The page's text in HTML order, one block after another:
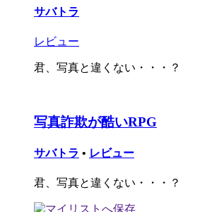
サバトラ
レビュー
君、写真と違くない・・・？
写真詐欺が酷いRPG
サバトラ • レビュー
君、写真と違くない・・・？